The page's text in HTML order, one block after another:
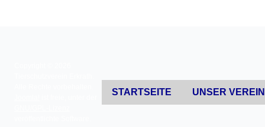
STARTSEITE UNSER VEREIN